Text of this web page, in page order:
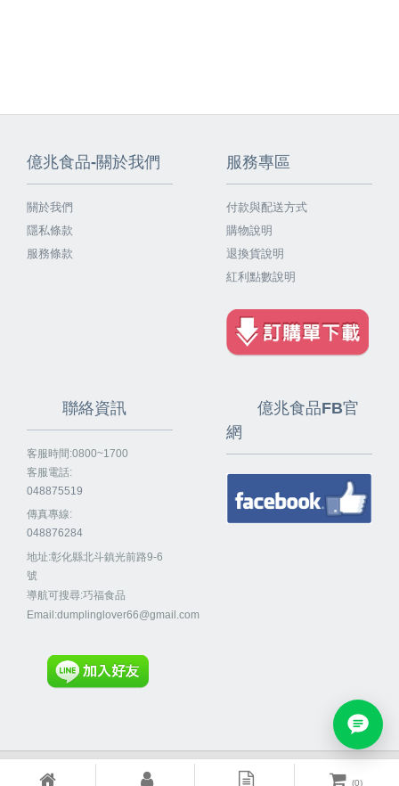
億兆食品-關於我們
關於我們
隱私條款
服務條款
服務專區
付款與配送方式
購物說明
退換貨說明
紅利點數說明
聯絡資訊
客服時間:0800~1700
客服電話:
048875519
傳真專線:
048876284
地址:彰化縣北斗鎮光前路9-6
號
導航可搜尋:巧福食品
Email:dumplinglover66@gmail.com
億兆食品FB官
網
Powered By
(0)